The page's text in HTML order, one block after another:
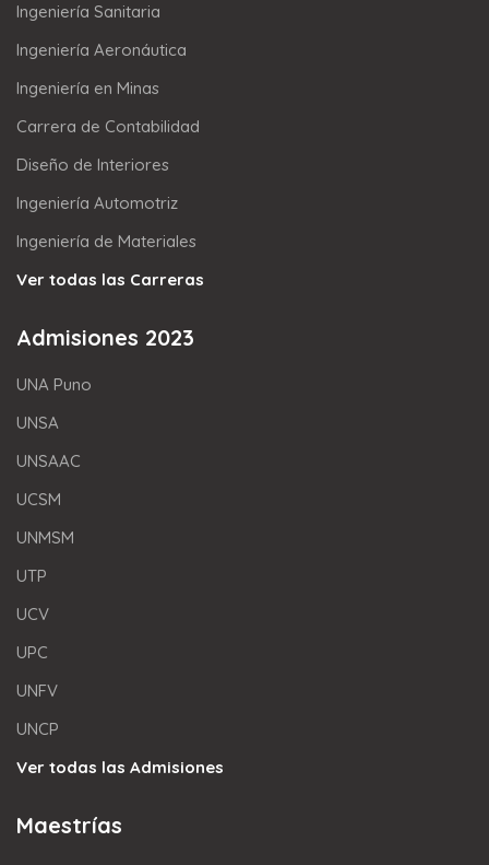
Ingeniería Sanitaria
Ingeniería Aeronáutica
Ingeniería en Minas
Carrera de Contabilidad
Diseño de Interiores
Ingeniería Automotriz
Ingeniería de Materiales
Ver todas las Carreras
Admisiones 2023
UNA Puno
UNSA
UNSAAC
UCSM
UNMSM
UTP
UCV
UPC
UNFV
UNCP
Ver todas las Admisiones
Maestrías